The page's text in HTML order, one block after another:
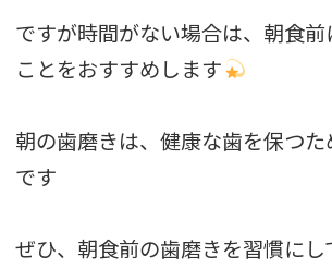
ですが時間がない場合は、朝食
ことをおすすめします
朝の歯磨きは、健康な歯を保つ
です
ぜひ、朝食前の歯磨きを習慣に